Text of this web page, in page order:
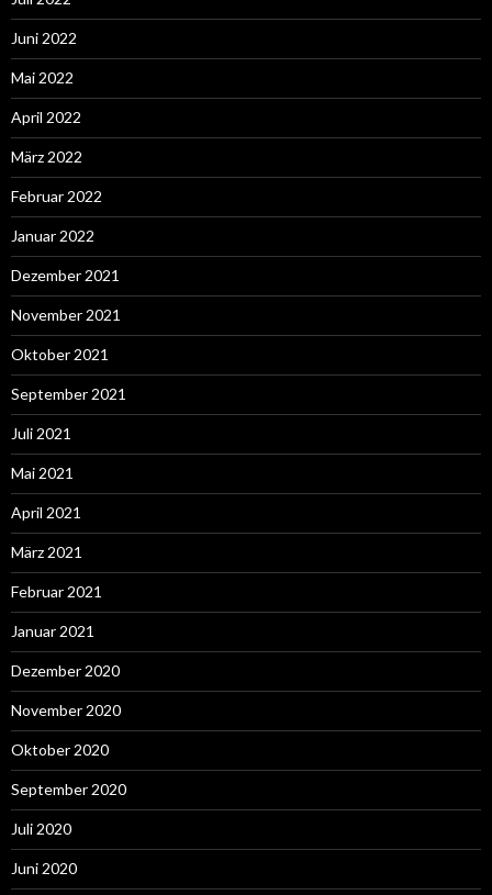
Juni 2022
Mai 2022
April 2022
März 2022
Februar 2022
Januar 2022
Dezember 2021
November 2021
Oktober 2021
September 2021
Juli 2021
Mai 2021
April 2021
März 2021
Februar 2021
Januar 2021
Dezember 2020
November 2020
Oktober 2020
September 2020
Juli 2020
Juni 2020